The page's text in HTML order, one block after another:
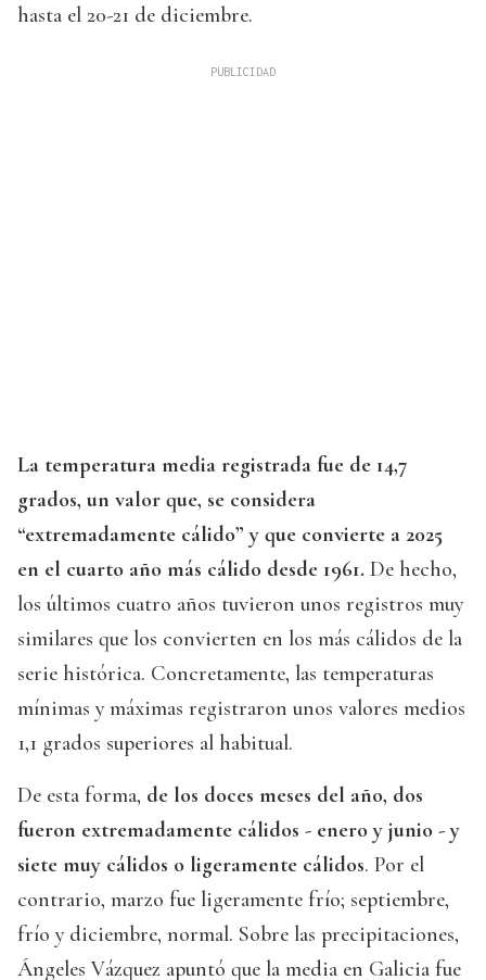
hasta el 20-21 de diciembre.
La temperatura media registrada fue de 14,7
grados, un valor que, se considera
“extremadamente cálido” y que convierte a 2025
en el cuarto año más cálido desde 1961. De hecho,
los últimos cuatro años tuvieron unos registros muy
similares que los convierten en los más cálidos de la
serie histórica. Concretamente, las temperaturas
mínimas y máximas registraron unos valores medios
1,1 grados superiores al habitual.
De esta forma, de los doces meses del año, dos
fueron extremadamente cálidos - enero y junio - y
siete muy cálidos o ligeramente cálidos. Por el
contrario, marzo fue ligeramente frío; septiembre,
frío y diciembre, normal. Sobre las precipitaciones,
Ángeles Vázquez apuntó que la media en Galicia fue